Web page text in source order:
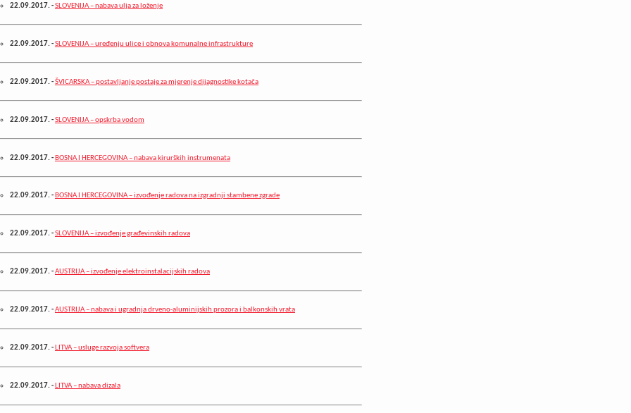
22.09.2017.-SLOVENIJA – nabava ulja za loženje
22.09.2017.-SLOVENIJA – uređenju ulice i obnova komunalne infrastrukture
22.09.2017.-ŠVICARSKA – postavljanje postaje za mjerenje dijagnostike kotača
22.09.2017.-SLOVENIJA – opskrba vodom
22.09.2017.- BOSNA I HERCEGOVINA – nabava kirurških instrumenata
22.09.2017.-BOSNA I HERCEGOVINA – izvođenje radova na izgradnji stambene zgrade
22.09.2017.-SLOVENIJA – izvođenje građevinskih radova
22.09.2017.-AUSTRIJA – izvođenje elektroinstalacijskih radova
22.09.2017.-AUSTRIJA – nabava i ugradnja drveno-aluminijskih prozora i balkonskih vrata
22.09.2017.-LITVA – usluge razvoja softvera
22.09.2017.- LITVA – nabava dizala